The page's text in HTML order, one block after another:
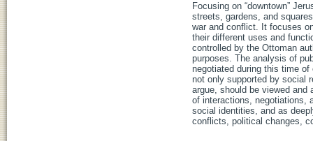
Focusing on “downtown”
streets, gardens, and
war and conflict. It focuses
their different uses and
controlled by the Ottoman
purposes. The analysis of
negotiated during this time
not only supported by social
argue, should be viewed
of interactions, negotiations,
social identities, and as
conflicts, political changes,